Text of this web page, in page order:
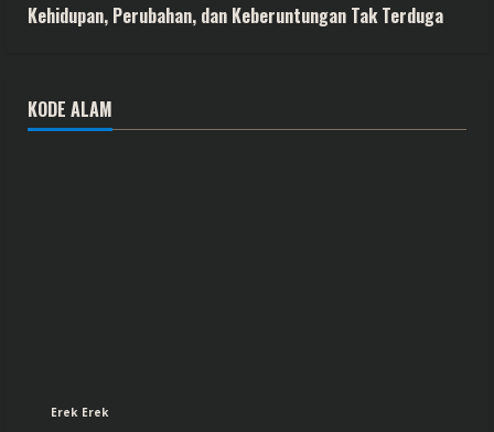
Kehidupan, Perubahan, dan Keberuntungan Tak Terduga
KODE ALAM
Erek Erek